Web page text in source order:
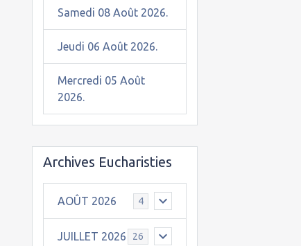
Samedi 08 Août 2026.
Jeudi 06 Août 2026.
Mercredi 05 Août
2026.
Archives Eucharisties
AOÛT 2026 4
JUILLET 2026 26